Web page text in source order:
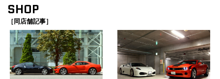
SHOP
［同店舗記事］